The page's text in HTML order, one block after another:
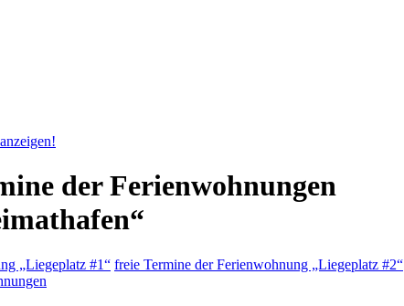
der Ferienwohnungen
„Liegeplatz #1“ freie Termine der Ferienwohnung „Liegeplatz #2“